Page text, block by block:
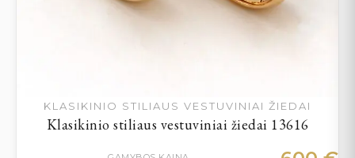
KLASIKINIO STILIAUS VESTUVINIAI ŽIEDAI
Klasikinio stiliaus vestuviniai žiedai 13616